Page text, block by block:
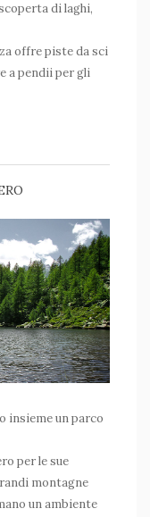
di laghi,
offre piste da sci
a pendii per gli
insieme un parco
per le sue
montagne
un ambiente